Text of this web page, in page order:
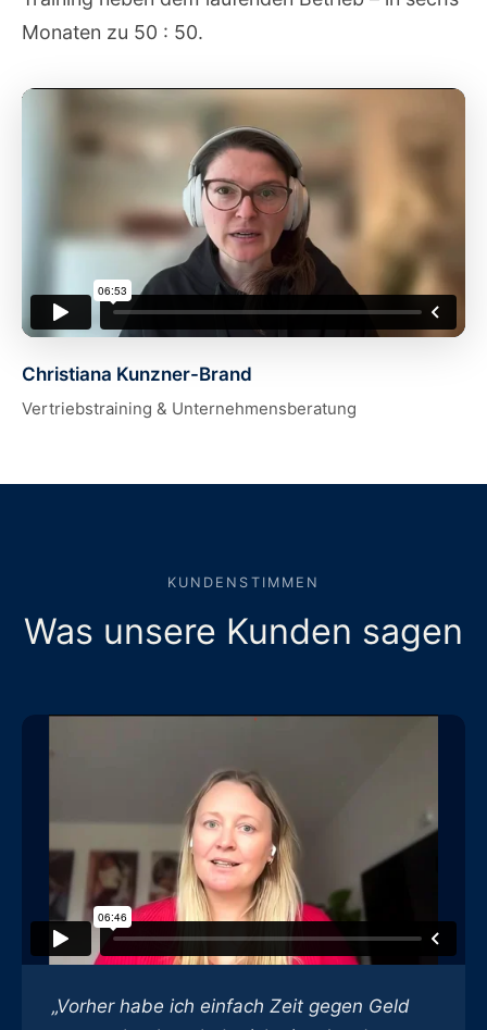
Monaten zu 50 : 50.
Christiana Kunzner-Brand
Vertriebstraining & Unternehmensberatung
KUNDENSTIMMEN
Was unsere Kunden sagen
„Vorher habe ich einfach Zeit gegen Geld